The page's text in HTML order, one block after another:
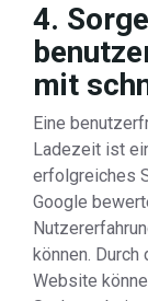
4.
mit
Eine
Ladezeit ist
erfolgreiches
Google
können.
Website